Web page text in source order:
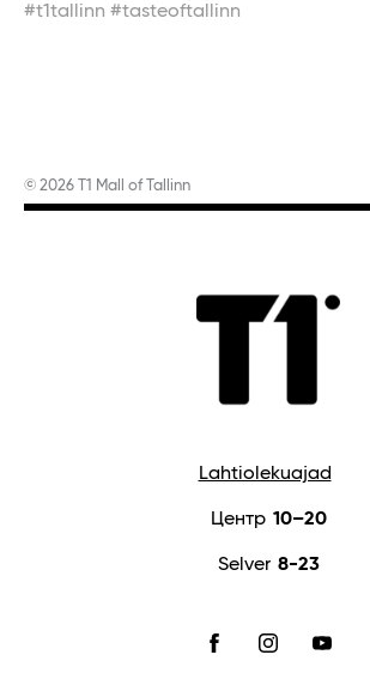
#t1tallinn #tasteoftallinn
© 2026 T1 Mall of Tallinn
Lahtiolekuajad
Центр 10–20
Selver 8-23
FACEBOOKINSTAGRAM